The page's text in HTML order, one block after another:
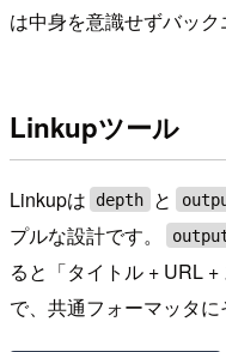
は中身を意識せずバック
Linkupツール
Linkupは depth と
プルな設計です。
ると「タイトル + URL
で、共通フォーマッタに